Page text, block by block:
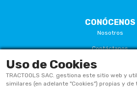
CONÓCENOS
Nosotros
Contáctanos
Términos Y
Políticas De
Uso de Cookies
TRACTOOLS SAC. gestiona este sitio web y
similares (en adelante "Cookies") propias y